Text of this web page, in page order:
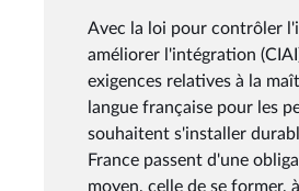
Avec la loi pour contrôler
améliorer l'intégration
exigences relatives à la
langue française pour les
souhaitent s'installer
France passent d'une
moyen, celle de se former,